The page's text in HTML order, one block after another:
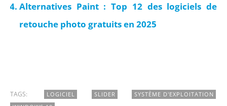
Alternatives Paint : Top 12 des logiciels de
retouche photo gratuits en 2025
TAGS: LOGICIEL SLIDER
SYSTÈME D'EXPLOITATION